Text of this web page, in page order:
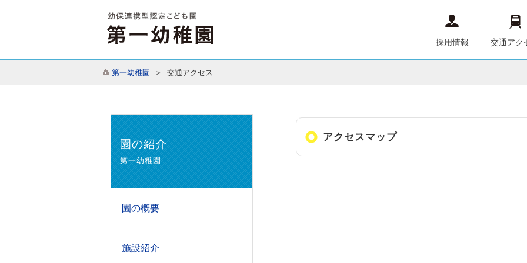
採用情報 交通アク
第一幼稚園 ＞ 交通アクセス
園の紹介
第一幼稚園
園の概要
施設紹介
アクセスマップ